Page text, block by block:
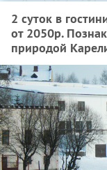
2 суток в
от 2050р.
природой